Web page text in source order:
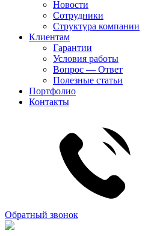
Новости
Сотрудники
Структура компании
Клиентам
Гарантии
Условия работы
Вопрос — Ответ
Полезные статьи
Портфолио
Контакты
Обратный звонок